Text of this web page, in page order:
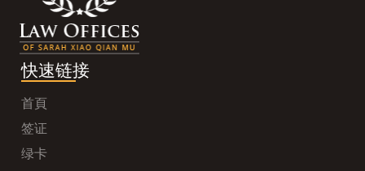
快速链接
首頁
签证
绿卡